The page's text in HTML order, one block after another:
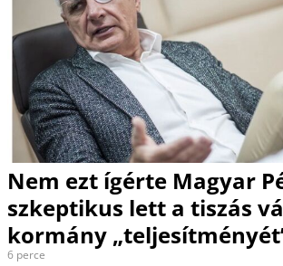
Nem ezt ígérte Magyar
szkeptikus lett a tiszás
kormány
6 perce